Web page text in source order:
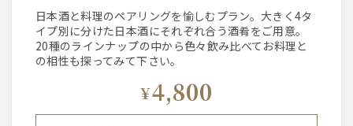
日本酒と料理のペアリングを愉しむプラン。大きく4タ
イプ別に分けた日本酒にそれぞれ合う酒肴をご用意。
20種のラインナップの中から色々飲み比べてお料理と
の相性も探ってみて下さい。
¥4,800